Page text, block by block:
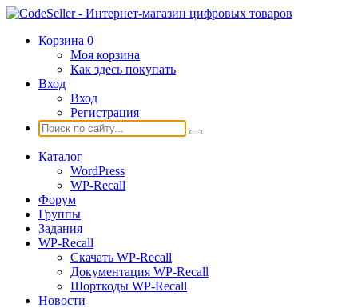
Корзина 0
Моя корзина
Как здесь покупать
Вход
Вход
Регистрация
Каталог
WordPress
WP-Recall
Форум
Группы
Задания
WP-Recall
Скачать WP-Recall
Документация WP-Recall
Шорткоды WP-Recall
Новости